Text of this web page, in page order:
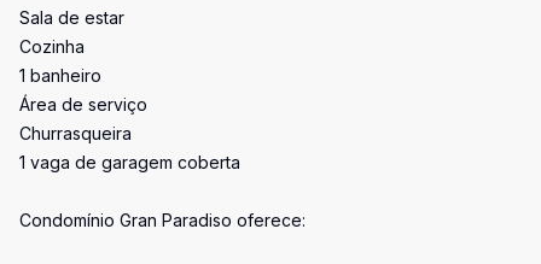
Sala de estar
Cozinha
1 banheiro
Área de serviço
Churrasqueira
1 vaga de garagem coberta
Condomínio Gran Paradiso oferece: